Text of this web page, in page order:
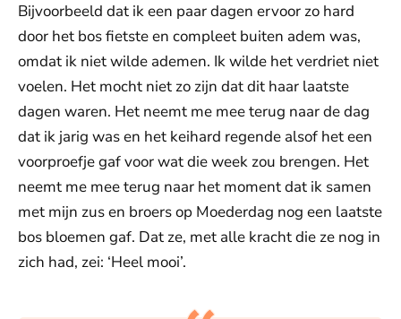
Bijvoorbeeld dat ik een paar dagen ervoor zo hard
door het bos fietste en compleet buiten adem was,
omdat ik niet wilde ademen. Ik wilde het verdriet niet
voelen. Het mocht niet zo zijn dat dit haar laatste
dagen waren. Het neemt me mee terug naar de dag
dat ik jarig was en het keihard regende alsof het een
voorproefje gaf voor wat die week zou brengen. Het
neemt me mee terug naar het moment dat ik samen
met mijn zus en broers op Moederdag nog een laatste
bos bloemen gaf. Dat ze, met alle kracht die ze nog in
zich had, zei: ‘Heel mooi’.